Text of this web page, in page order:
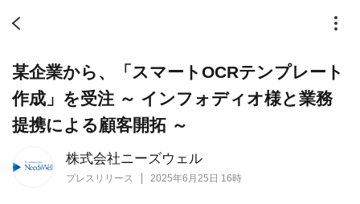
株式会社ニーズウェル
プレスリリース 2025年6月25日 16時
某企業から、「スマートOCRテンプレート
作成」を受注 ～ インフォディオ様と業務
提携による顧客開拓 ～